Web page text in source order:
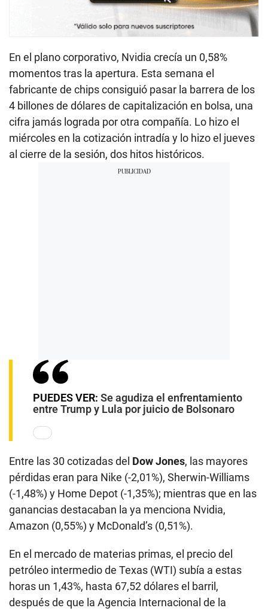
En el plano corporativo, Nvidia crecía un 0,58%
momentos tras la apertura. Esta semana el
fabricante de chips consiguió pasar la barrera de los
4 billones de dólares de capitalización en bolsa, una
cifra jamás lograda por otra compañía. Lo hizo el
miércoles en la cotización intradía y lo hizo el jueves
al cierre de la sesión, dos hitos históricos.
PUEDES VER: Se agudiza el enfrentamiento
entre Trump y Lula por juicio de Bolsonaro
Entre las 30 cotizadas del Dow Jones, las mayores
pérdidas eran para Nike (-2,01%), Sherwin-Williams
(-1,48%) y Home Depot (-1,35%); mientras que en las
ganancias destacaban la ya menciona Nvidia,
Amazon (0,55%) y McDonald’s (0,51%).
En el mercado de materias primas, el precio del
petróleo intermedio de Texas (WTI) subía a estas
horas un 1,43%, hasta 67,52 dólares el barril,
después de que la Agencia Internacional de la